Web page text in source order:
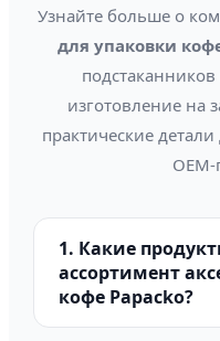
Узнайте больше о
для упаковки
изготовление на
практические
1. Какие
ассортимент
кофе Papacko?